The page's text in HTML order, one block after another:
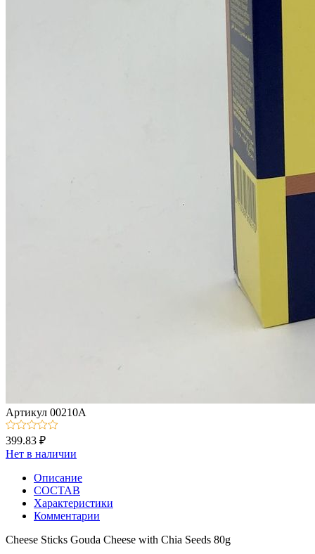
Артикул 00210А
399.83 ₽
Нет в наличии
Описание
СОСТАВ
Характеристики
Комментарии
Cheese Sticks Gouda Cheese with Chia Seeds 80g